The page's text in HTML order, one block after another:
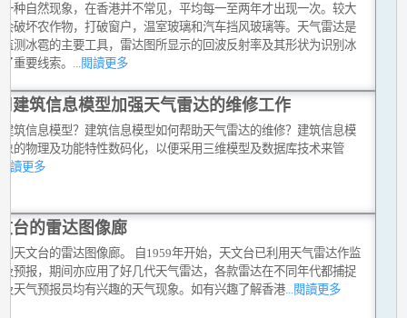
种自然现象，在香港并不常见，平均每一至两年才出现一次。较大
破坏农作物，打破窗户，温室玻璃和汽车挡风玻璃等。天气雷达是
测冰雹的主要工具，雷达图所显示的回波反射率及其形状为识别冰
重要线索。
...閱讀更多
建筑信息模型加强天气雷达的维修工作
筑信息模型？建筑信息模型如何帮助天气雷达的维修？建筑信息模
的物理及功能特性数码化，以便采用三维模型及数据库技术来管
讀更多
台的雷达图像廊
天文台的雷达图像廊。 自1959年开始，天文台已利用天气雷达作监
预报，期间亦应用了好几代天气雷达，各款雷达在不同年代都捕捉
天气预报员均有兴趣的天气现象。如有兴趣了解香港 ...閱讀更多